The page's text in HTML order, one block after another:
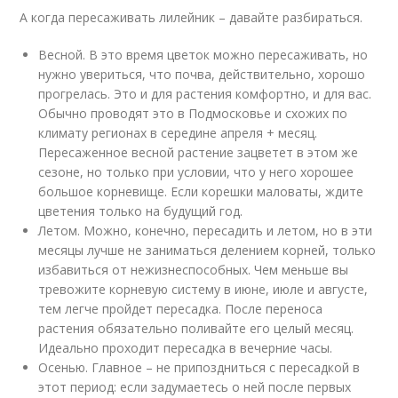
А когда пересаживать лилейник – давайте разбираться.
Весной. В это время цветок можно пересаживать, но
нужно увериться, что почва, действительно, хорошо
прогрелась. Это и для растения комфортно, и для вас.
Обычно проводят это в Подмосковье и схожих по
климату регионах в середине апреля + месяц.
Пересаженное весной растение зацветет в этом же
сезоне, но только при условии, что у него хорошее
большое корневище. Если корешки маловаты, ждите
цветения только на будущий год.
Летом. Можно, конечно, пересадить и летом, но в эти
месяцы лучше не заниматься делением корней, только
избавиться от нежизнеспособных. Чем меньше вы
тревожите корневую систему в июне, июле и августе,
тем легче пройдет пересадка. После переноса
растения обязательно поливайте его целый месяц.
Идеально проходит пересадка в вечерние часы.
Осенью. Главное – не припоздниться с пересадкой в
этот период: если задумаетесь о ней после первых